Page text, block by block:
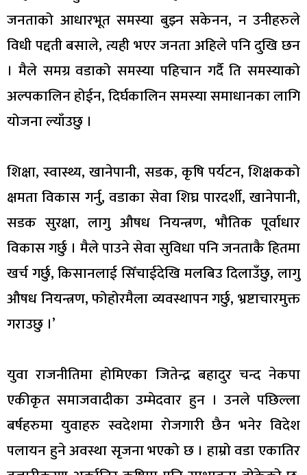
जनताको आधारभूत समस्या बुझ्न सकेनन, न उनीहरुले
विधी पद्दती बसाले, त्यही भएर जनता अहिले पनि दुखि छन
। मैले समग्र वडाको समस्या पहिचान गर्दै ति समस्याको
अल्पकालिन होईन, दिर्घकालिन समस्या समाधानका लागि
योजना ल्याँउछु ।
शिक्षा, स्वास्थ्य, खानेपानी, सडक, कृषि पर्यटन, शिक्षकको
क्षमता विकास गर्नु, वडाका सेवा शिघ्र पारदर्शी, खानेपानी,
सडक सुरक्षा, लागु औषध नियन्त्रण, भौतिक पूर्वाधार
विकास गर्छु । मैले पाउने सेवा सुविधा पनि जनताकै हितमा
खर्च गर्छु, किसानलाई सिँचाईदेखि मलबिउ दिलाउँछु, लागु
औषध नियन्त्रण, फोहोरमैला व्यवस्थापन गर्छु, भ्रष्टाचारमुक्त
गराउछु ।’
युवा राजनीतिमा होमिएका जितेन्द्र बहादुर चन्द नेकपा
एकीकृत समाजवादीका उम्मेदवार हुन । उनले पछिल्ला
बर्षहरुमा युवाहरु स्वदेशमा रोजगारी छैन भनेर विदेश
पलायन हुने अवस्था सृजना भएको छ । हाम्रो वडा एकातिर